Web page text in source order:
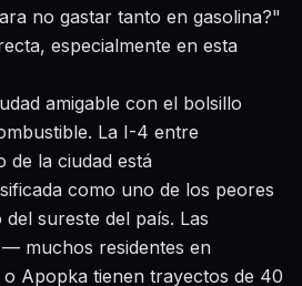
no gastar tanto en gasolina?"
especialmente en esta
amigable con el bolsillo
La I-4 entre
de la ciudad está
como uno de los peores
sureste del país. Las
muchos residentes en
o Apopka tienen trayectos de 40